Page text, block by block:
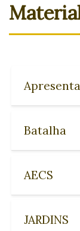
Batalha
AECS
JARDINS